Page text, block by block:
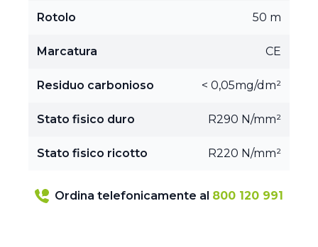
Rotolo 50 m
Marcatura CE
Residuo carbonioso < 0,05mg/dm²
Stato fisico duro R290 N/mm²
Stato fisico ricotto R220 N/mm²
Ordina telefonicamente al 800 120 991